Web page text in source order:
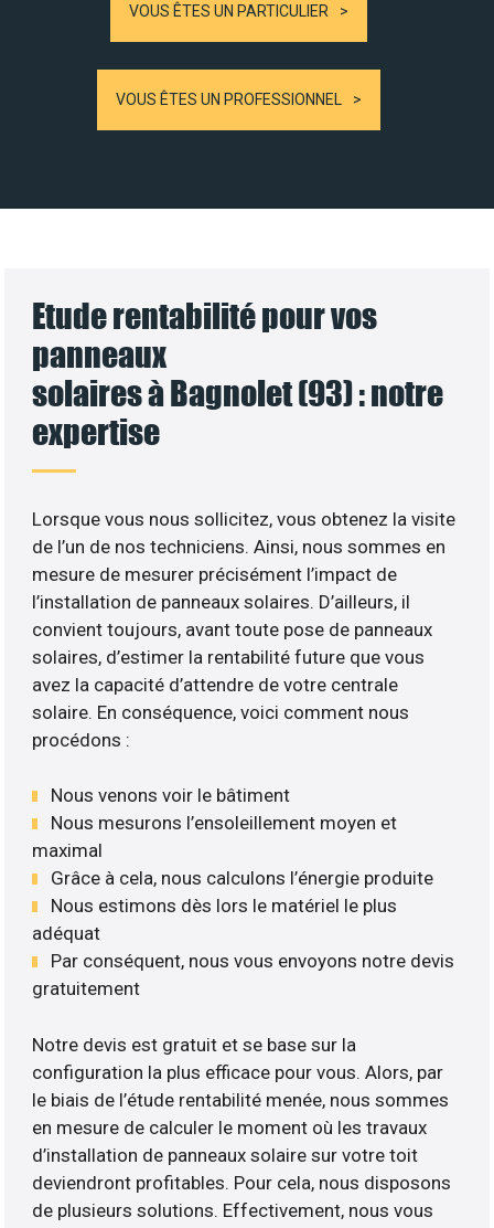
VOUS ÊTES UN PARTICULIER
VOUS ÊTES UN PROFESSIONNEL
Etude rentabilité pour vos
panneaux
solaires à Bagnolet (93) : notre
expertise
Lorsque vous nous sollicitez, vous obtenez la visite
de l’un de nos techniciens. Ainsi, nous sommes en
mesure de mesurer précisément l’impact de
l’installation de panneaux solaires. D’ailleurs, il
convient toujours, avant toute pose de panneaux
solaires, d’estimer la rentabilité future que vous
avez la capacité d’attendre de votre centrale
solaire. En conséquence, voici comment nous
procédons :
Nous venons voir le bâtiment
Nous mesurons l’ensoleillement moyen et
maximal
Grâce à cela, nous calculons l’énergie produite
Nous estimons dès lors le matériel le plus
adéquat
Par conséquent, nous vous envoyons notre devis
gratuitement
Notre devis est gratuit et se base sur la
configuration la plus efficace pour vous. Alors, par
le biais de l’étude rentabilité menée, nous sommes
en mesure de calculer le moment où les travaux
d’installation de panneaux solaire sur votre toit
deviendront profitables. Pour cela, nous disposons
de plusieurs solutions. Effectivement, nous vous